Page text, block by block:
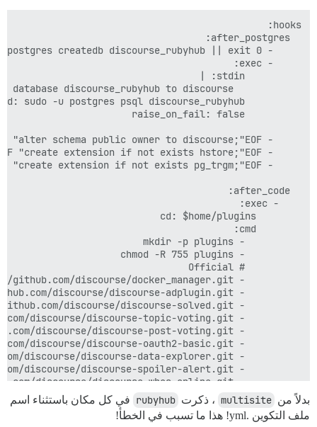
بدلاً من multisite ، ذكرت rubyhub في كل مكان باستثناء اسم
ملف التكوين .yml! هذا ما تسبب في الخطأ!